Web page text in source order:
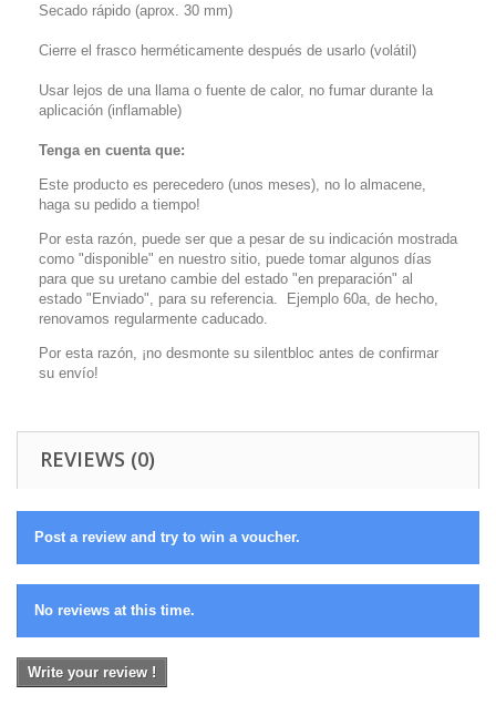
Secado rápido (aprox. 30 mm)
Cierre el frasco herméticamente después de usarlo (volátil)
Usar lejos de una llama o fuente de calor, no fumar durante la
aplicación (inflamable)
Tenga en cuenta que:
Este producto es perecedero (unos meses), no lo almacene,
haga su pedido a tiempo!
Por esta razón, puede ser que a pesar de su indicación mostrada
como "disponible" en nuestro sitio, puede tomar algunos días
para que su uretano cambie del estado "en preparación" al
estado "Enviado", para su referencia. Ejemplo 60a, de hecho,
renovamos regularmente caducado.
Por esta razón, ¡no desmonte su silentbloc antes de confirmar
su envío!
REVIEWS (0)
Post a review and try to win a voucher.
No reviews at this time.
Write your review !